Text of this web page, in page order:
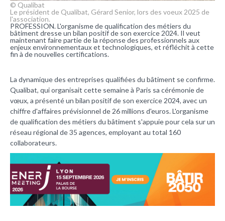
© Qualibat
Le président de Qualibat, Gérard Senior, lors des voeux 2025 de
l'association.
PROFESSION. L'organisme de qualification des métiers du
bâtiment dresse un bilan positif de son exercice 2024. Il veut
maintenant faire partie de la réponse des professionnels aux
enjeux environnementaux et technologiques, et réfléchit à cette
fin à de nouvelles certifications.
La dynamique des entreprises qualifiées du bâtiment se confirme.
Qualibat, qui organisait cette semaine à Paris sa cérémonie de
vœux, a présenté un bilan positif de son exercice 2024, avec un
chiffre d'affaires prévisionnel de 26 millions d'euros. L'organisme
de qualification des métiers du bâtiment s'appuie pour cela sur un
réseau régional de 35 agences, employant au total 160
collaborateurs.